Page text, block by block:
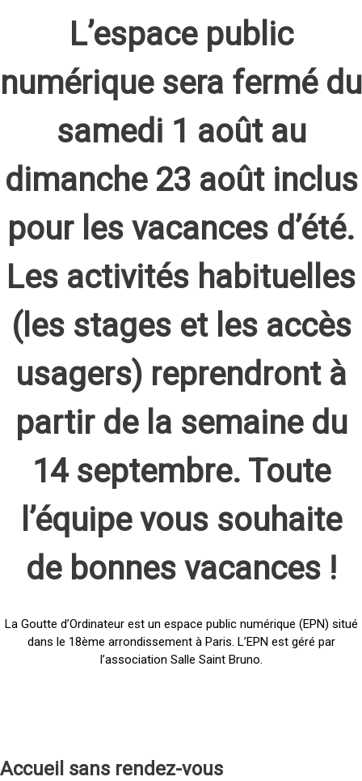
L’espace public
numérique sera fermé du
samedi 1 août au
dimanche 23 août inclus
pour les vacances d’été.
Les activités habituelles
(les stages et les accès
usagers) reprendront à
partir de la semaine du
14 septembre. Toute
l’équipe vous souhaite
de bonnes vacances !
La Goutte d’Ordinateur est un espace public numérique (EPN) situé
dans le 18ème arrondissement à Paris. L’EPN est géré par
l’association Salle Saint Bruno.
Accueil sans rendez-vous